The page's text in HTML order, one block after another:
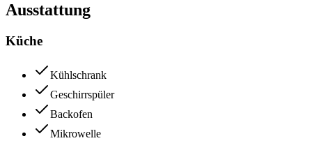
Ausstattung
Küche
Kühlschrank
Geschirrspüler
Backofen
Mikrowelle